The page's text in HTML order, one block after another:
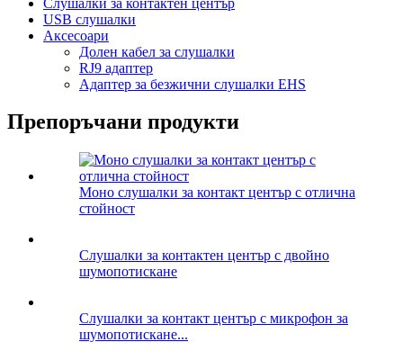
USB слушалки
Аксесоари
Долен кабел за слушалки
RJ9 адаптер
Адаптер за безжични слушалки EHS
Препоръчани продукти
Моно слушалки за контакт център с отлична
стойност
Слушалки за контактен център с двойно
шумопотискане
Слушалки за контакт център с микрофон за
шумопотискане...